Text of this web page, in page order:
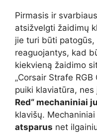
Pirmasis ir
atsižvelgti žaidimų
jie turi būti
reaguojantys, kad
kiekvieną žaidimo
„Corsair Strafe
puiki klaviatūra, nes
Red“ mechaniniai
klavišų.
atsparus net